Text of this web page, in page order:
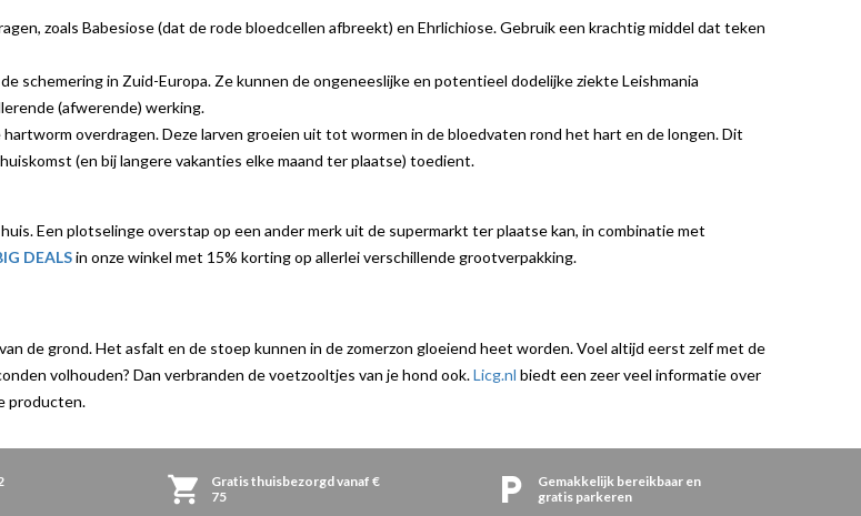
zoals Babesiose (dat de rode bloedcellen afbreekt) en Ehrlichiose. Gebruik een krachtig middel dat teken
schemering in Zuid-Europa. Ze kunnen de ongeneeslijke en potentieel dodelijke ziekte Leishmania
(afwerende) werking.
overdragen. Deze larven groeien uit tot wormen in de bloedvaten rond het hart en de longen. Dit
(en bij langere vakanties elke maand ter plaatse) toedient.
Een plotselinge overstap op een ander merk uit de supermarkt ter plaatse kan, in combinatie met
DEALSin onze winkel met 15% korting op allerlei verschillende grootverpakking.
van de grond. Het asfalt en de stoep kunnen in de zomerzon gloeiend heet worden. Voel altijd eerst zelf met de
volhouden? Dan verbranden de voetzooltjes van je hond ook.Licg.nl biedt een zeer veel informatie over
producten.
Gratis thuisbezorgd vanaf €
75
Gemakkelijk bereikbaar en
gratis parkeren